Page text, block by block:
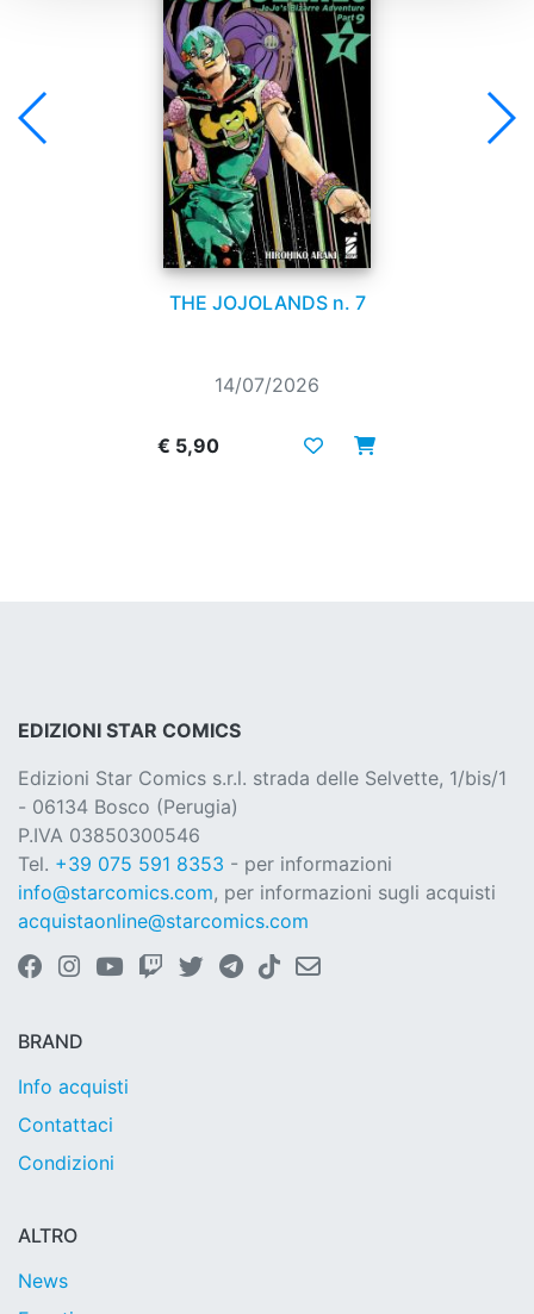
THE JOJOLANDS n. 7
14/07/2026
€ 5,90
EDIZIONI STAR COMICS
Edizioni Star Comics s.r.l. strada delle Selvette, 1/bis/1
- 06134 Bosco (Perugia)
P.IVA 03850300546
Tel. +39 075 591 8353 - per informazioni
info@starcomics.com, per informazioni sugli acquisti
acquistaonline@starcomics.com
BRAND
Info acquisti
Contattaci
Condizioni
ALTRO
News